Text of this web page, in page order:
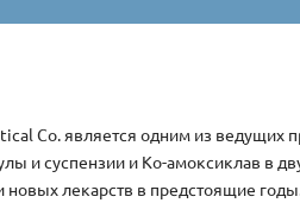
Co. является одним из ведущих
и суспензии и Ко-амоксиклав в
новых лекарств в предстоящие